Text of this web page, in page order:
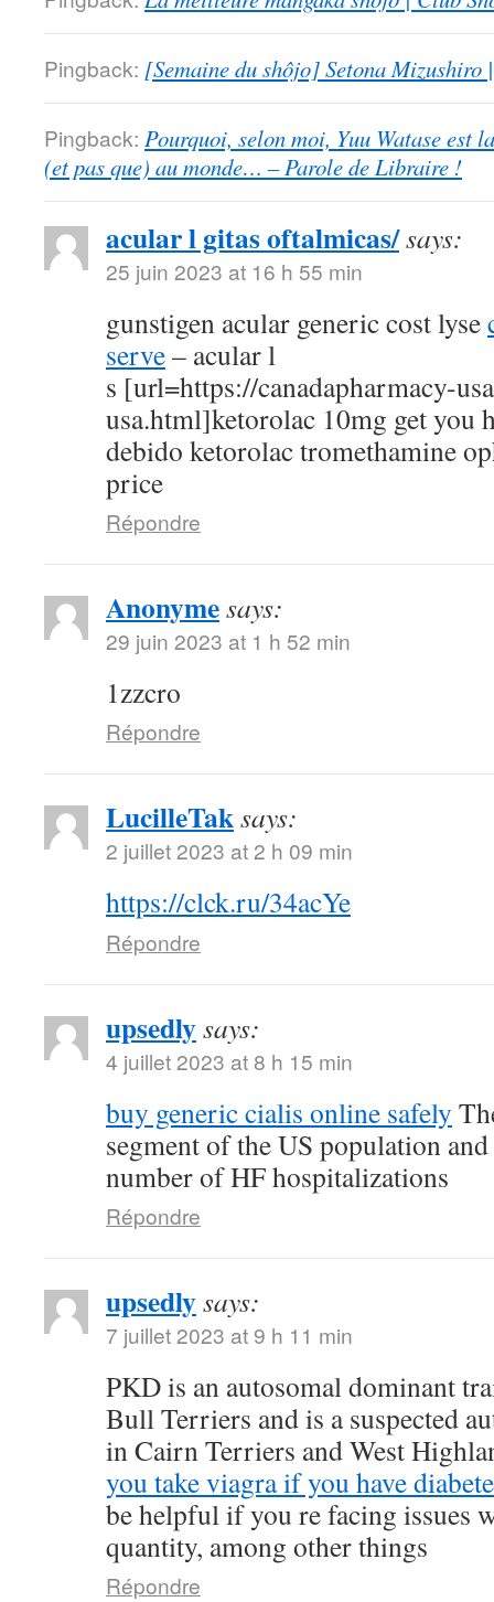
Pingback: [Semaine du shôjo] Setona Mizushiro
Pingback: Pourquoi, selon moi, Yuu Watase est
(et pas que) au monde… – Parole de Libraire !
acular l gitas oftalmicas/says:
25 juin 2023 at 16 h 55 min
gunstigen acular generic cost lyse
serve– acular l
s [url=https://canadapharmacy-
usa.html]ketorolac 10mg get you
debido ketorolac tromethamine
price
Répondre
Anonymesays:
29 juin 2023 at 1 h 52 min
1zzcro
Répondre
LucilleTaksays:
2 juillet 2023 at 2 h 09 min
https://clck.ru/34acYe
Répondre
upsedlysays:
4 juillet 2023 at 8 h 15 min
buy generic cialis online safely
segment of the US population
number of HF hospitalizations
Répondre
upsedlysays:
7 juillet 2023 at 9 h 11 min
PKD is an autosomal dominant
Bull Terriers and is a suspected
in Cairn Terriers and West
you take viagra if you have
be helpful if you re facing issues
quantity, among other things
Répondre